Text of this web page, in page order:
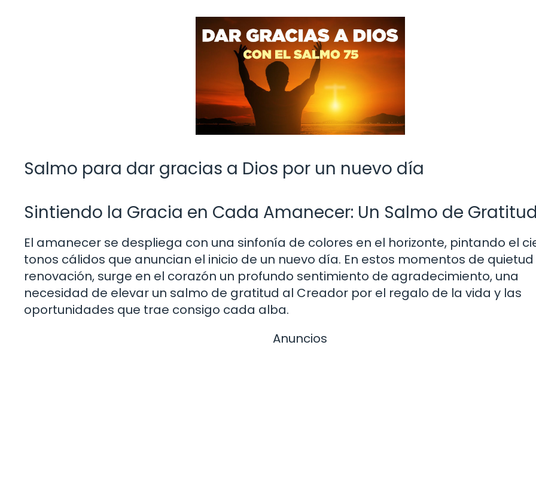
Salmo para dar gracias a Dios por un nuevo día
Sintiendo la Gracia en Cada Amanecer: Un Salmo de
El amanecer se despliega con una sinfonía de colores en el horizonte, pintando el
tonos cálidos que anuncian el inicio de un nuevo día. En estos momentos de quietud
renovación, surge en el corazón un profundo sentimiento de agradecimiento, una
necesidad de elevar un salmo de gratitud al Creador por el regalo de la vida y las
oportunidades que trae consigo cada alba.
Anuncios